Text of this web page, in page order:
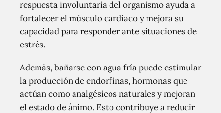
respuesta involuntaria del organismo ayuda a
fortalecer el músculo cardíaco y mejora su
capacidad para responder ante situaciones de
estrés.
Además, bañarse con agua fría puede estimular
la producción de endorfinas, hormonas que
actúan como analgésicos naturales y mejoran
el estado de ánimo. Esto contribuye a reducir